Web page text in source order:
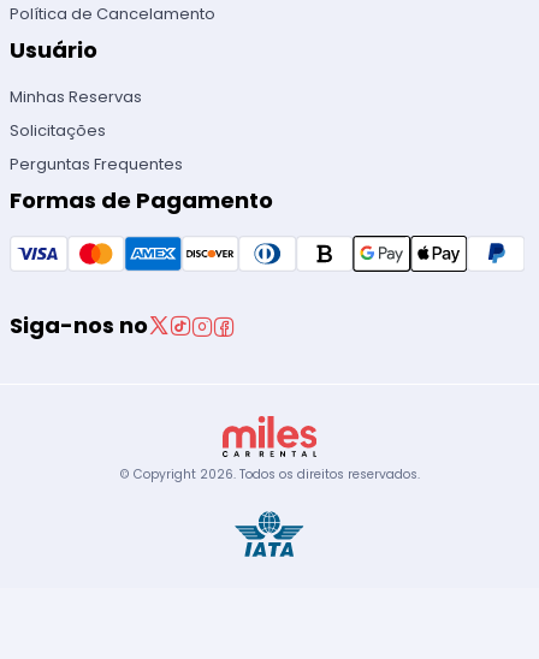
Política de Cancelamento
Usuário
Minhas Reservas
Solicitações
Perguntas Frequentes
Formas de Pagamento
Siga-nos no
© Copyright 2026. Todos os direitos reservados.